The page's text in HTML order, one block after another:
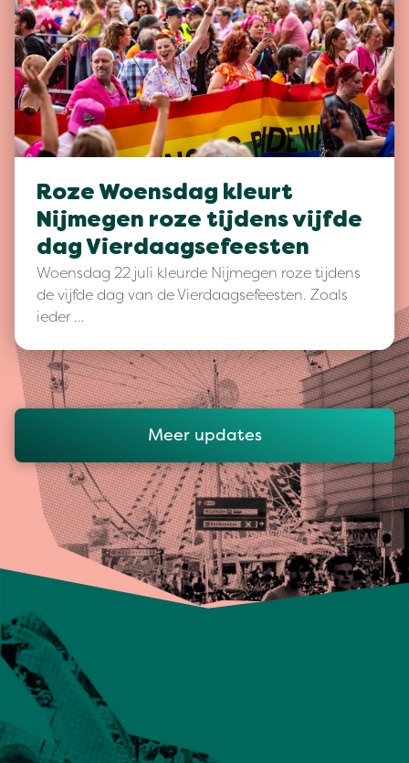
Roze Woensdag kleurt
Nijmegen roze tijdens vijfde
dag Vierdaagsefeesten
Woensdag 22 juli kleurde Nijmegen roze tijdens
de vijfde dag van de Vierdaagsefeesten. Zoals
ieder …
Meer updates